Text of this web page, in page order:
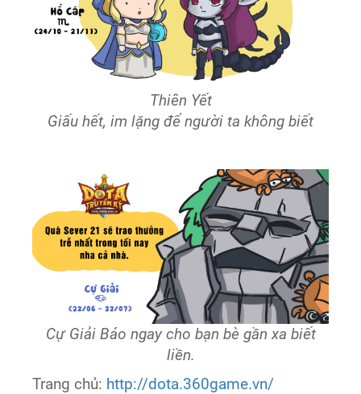
Thiên Yết
Giấu hết, im lặng để người ta không biết
Cự Giải Báo ngay cho bạn bè gần xa biết
liền.
Trang chủ: http://dota.360game.vn/